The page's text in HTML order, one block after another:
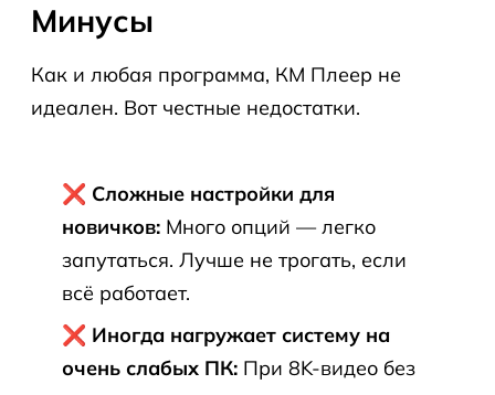
Минусы
Как и любая программа, КМ Плеер не
идеален. Вот честные недостатки.
❌ Сложные настройки для
новичков: Много опций — легко
запутаться. Лучше не трогать, если
всё работает.
❌ Иногда нагружает систему на
очень слабых ПК: При 8K-видео без